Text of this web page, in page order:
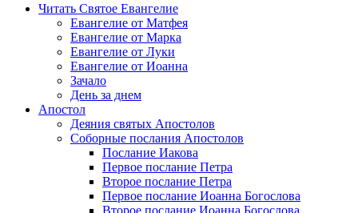
Читать Святое Евангелие
Евангелие от Матфея
Евангелие от Марка
Евангелие от Луки
Евангелие от Иоанна
Зачало
День за днем
Апостол
Деяния святых Апостолов
Соборные послания Апостолов
Послание Иакова
Первое послание Петра
Второе послание Петра
Первое послание Иоанна Богослова
Второе послание Иоанна Богослова